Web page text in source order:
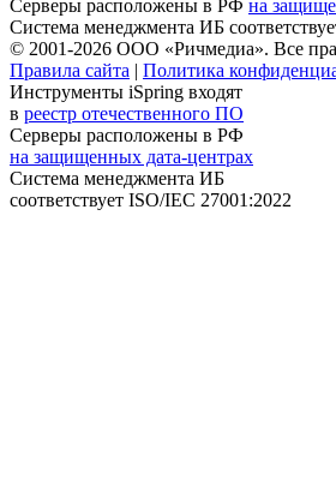
Серверы расположены в РФ на
Система менеджмента ИБ
© 2001-2026 ООО «Ричмедиа». Все
Правила сайта | Политика
Инструменты iSpring входят
в реестр отечественного ПО
Серверы расположены в РФ
на защищенных дата-центрах
Система менеджмента ИБ
соответствует ISO/IEC 27001:2022